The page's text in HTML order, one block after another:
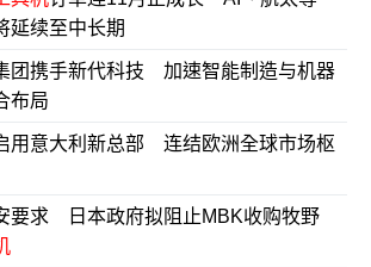
延续至中长期
团携手新代科技 加速智能制造与机器
布局
用意大利新总部 连结欧洲全球市场枢
要求 日本政府拟阻止MBK收购牧野